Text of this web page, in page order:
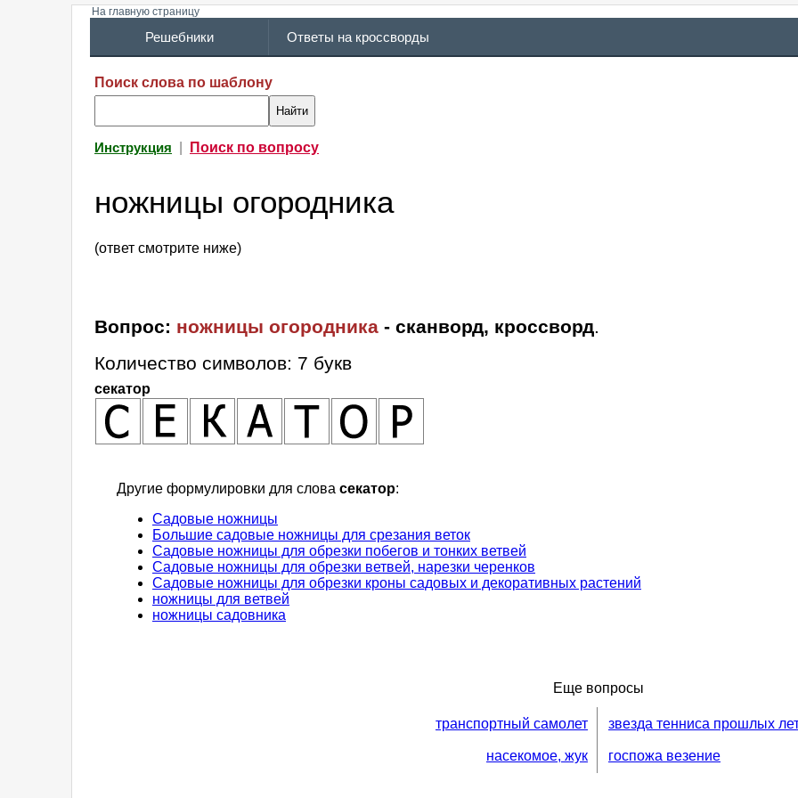
На главную страницу
Решебники Ответы на кроссворды
Поиск слова по шаблону
Инструкция Поиск по вопросу
ножницы огородника
(ответ смотрите ниже)
Вопрос: ножницы огородника - сканворд, кроссворд.
Количество символов: 7 букв
секатор
Другие формулировки для слова секатор:
Садовые ножницы
Большие садовые ножницы для срезания веток
Садовые ножницы для обрезки побегов и тонких ветвей
Садовые ножницы для обрезки ветвей, нарезки черенков
Садовые ножницы для обрезки кроны садовых и декоративных растений
ножницы для ветвей
ножницы садовника
Еще вопросы
транспортный самолет
насекомое, жук
звезда тенниса прошлых
госпожа везение